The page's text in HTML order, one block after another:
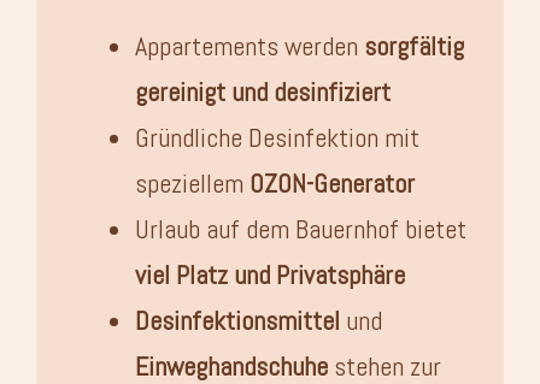
Appartements werden sorgfältig
gereinigt und desinfiziert
Gründliche Desinfektion mit
speziellem OZON-Generator
Urlaub auf dem Bauernhof bietet
viel Platz und Privatsphäre
Desinfektionsmittel und
Einweghandschuhestehen zur